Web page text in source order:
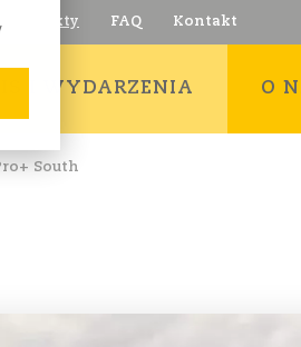
I WYDARZENIA O
Projekty FAQ Kontakt
South